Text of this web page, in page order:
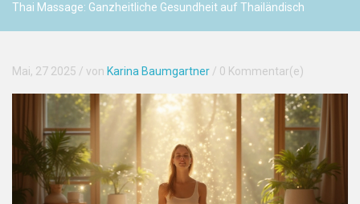
Thai Massage: Ganzheitliche Gesundheit auf Thailändisch
Mai, 27 2025 / von Karina Baumgartner / 0 Kommentar(e)